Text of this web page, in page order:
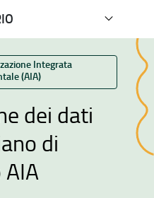
Integrata
(AIA)
dei dati
di